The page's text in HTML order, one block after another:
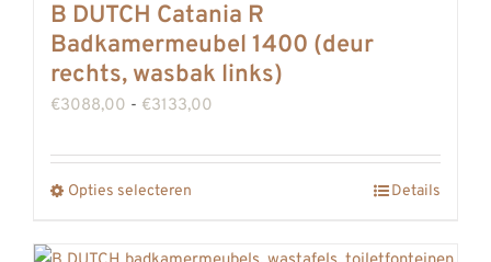
variaties.
Deze
optie
gekozen
B DUTCH Catania R
Badkamermeubel 1400 (deur
rechts, wasbak links)
€3088,00 - €3133,00
Opties selecteren Details